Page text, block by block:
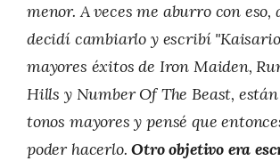
menor. A veces me aburro con eso,
decidí cambiarlo y escribí
mayores éxitos de Iron Maiden,
Hills y Number Of The Beast,
tonos mayores y pensé que
poder hacerlo.Otro objetivo era